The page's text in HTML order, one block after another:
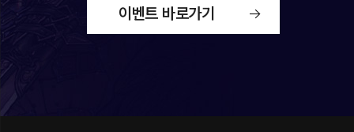
이벤트 바로가기
새